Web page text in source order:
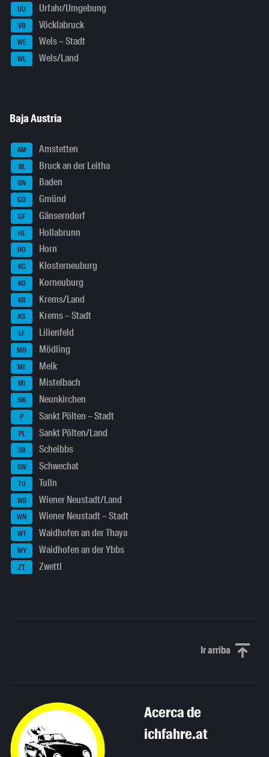
UU Urfahr/Umgebung
VB Vöcklabruck
WE Wels – Stadt
WL Wels/Land
Baja Austria
AM Amstetten
BL Bruck an der Leitha
BN Baden
GD Gmünd
GF Gänserndorf
HL Hollabrunn
HO Horn
KG Klosterneuburg
KO Korneuburg
KR Krems/Land
KS Krems – Stadt
LF Lilienfeld
MD Mödling
ME Melk
MI Mistelbach
NK Neunkirchen
P Sankt Pölten – Stadt
PL Sankt Pölten/Land
SB Scheibbs
SW Schwechat
TU Tulln
WB Wiener Neustadt/Land
WN Wiener Neustadt – Stadt
WT Waidhofen an der Thaya
WY Waidhofen an der Ybbs
ZT Zwettl
Ir arribaScroll to
Acerca de
ichfahre.at